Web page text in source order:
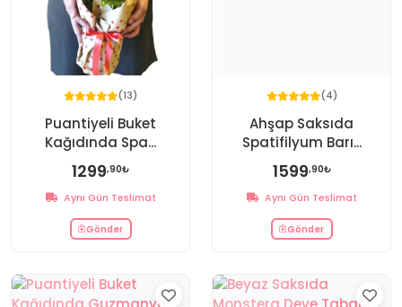
(13)
Puantiyeli Buket
Kağıdında Spa...
1299,90₺
Aynı Gün Teslimat
Gönder
(4)
Ahşap Saksıda
Spatifilyum Barı...
1599,90₺
Aynı Gün Teslimat
Gönder